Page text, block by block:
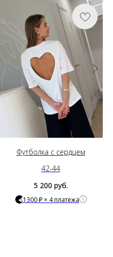
Футболка с сердцем
42-44
5 200 руб.
1300 ₽ × 4 платежа